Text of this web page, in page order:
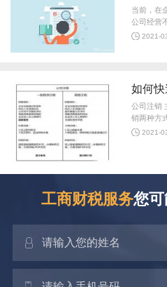
当前，在
公司经营
更为其他
2021-
如何快
公司注销
销两种方
比较 1.耗
2021-
工商财税服务您